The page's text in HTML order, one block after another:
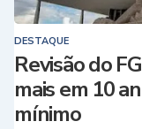
DESTAQUE
Revisão do
mais em 10
mínimo